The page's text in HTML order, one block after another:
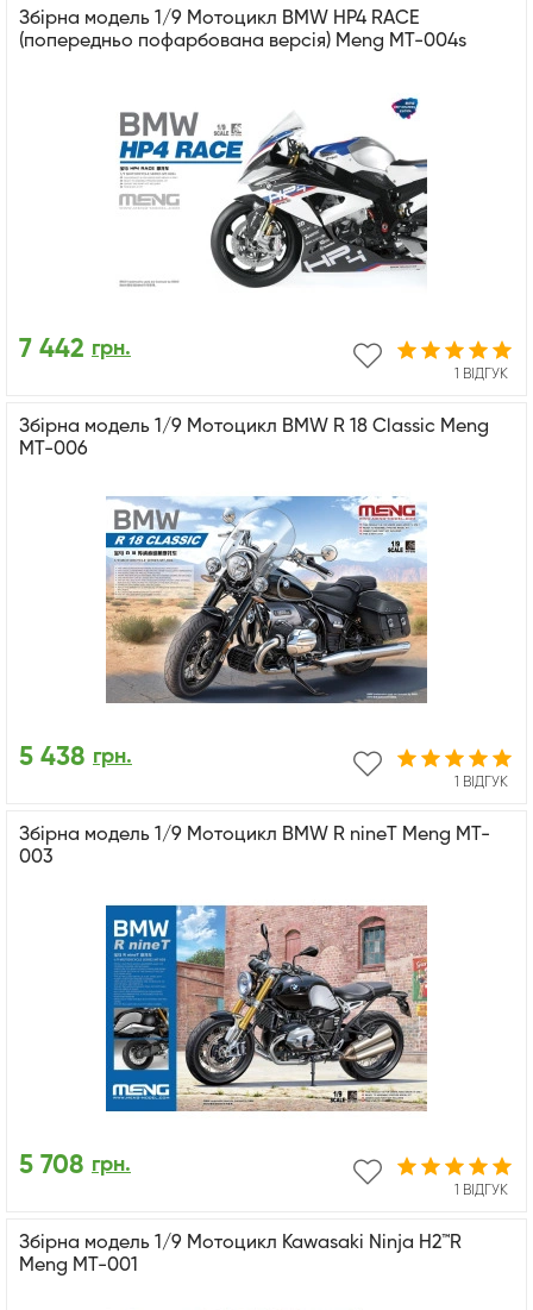
Збірна модель 1/9 Мотоцикл BMW HP4 RACE
(попередньо пофарбована версія) Meng MT-004s
1 ВІДГУК
7 442 грн.
Збірна модель 1/9 Мотоцикл BMW R 18 Classic Meng
MT-006
1 ВІДГУК
5 438 грн.
Збірна модель 1/9 Мотоцикл BMW R nineT Meng MT-
003
1 ВІДГУК
5 708 грн.
Збірна модель 1/9 Мотоцикл Kawasaki Ninja H2™R
Meng MT-001